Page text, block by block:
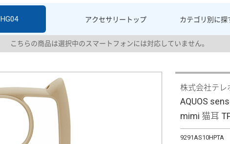
アクセサリー トップ カテゴリ別に探
こちらの商品は選択中のスマートフォンには対応していません。
株式会社テレ
AQUOS
mimi 猫耳
9291AS10HPTA